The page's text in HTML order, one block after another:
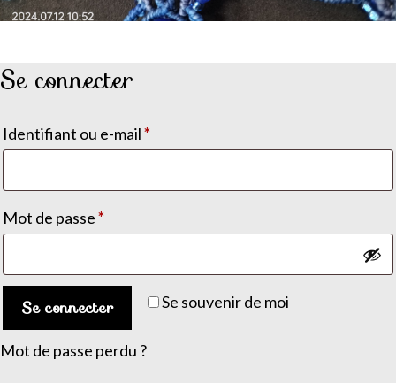
Se connecter
Identifiant ou e-mail*
Mot de passe*
Se souvenir de moi
Se connecter
Mot de passe perdu ?